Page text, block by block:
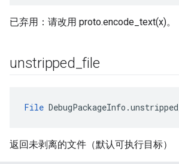
已弃用：请改用 proto.encode_text(x)。
unstripped _file
File
返回未剥离的文件（默认可执行目标）